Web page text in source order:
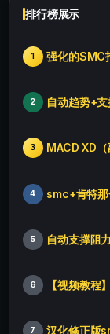
排行榜展示
1 强化的SMC
2 自动趋势+
3 MACD XD
4 smc+肯特
5 自动支撑阻
6 【视频教程
7 汉化修正版